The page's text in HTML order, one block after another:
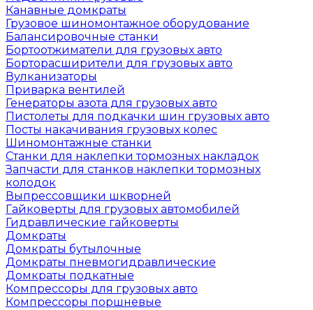
Канавные домкраты
Грузовое шиномонтажное оборудование
Балансировочные станки
Бортоотжиматели для грузовых авто
Борторасширители для грузовых авто
Вулканизаторы
Приварка вентилей
Генераторы азота для грузовых авто
Пистолеты для подкачки шин грузовых авто
Посты накачивания грузовых колес
Шиномонтажные станки
Станки для наклепки тормозных накладок
Запчасти для станков наклепки тормозных
колодок
Выпрессовщики шкворней
Гайковерты для грузовых автомобилей
Гидравлические гайковерты
Домкраты
Домкраты бутылочные
Домкраты пневмогидравлические
Домкраты подкатные
Компрессоры для грузовых авто
Компрессоры поршневые